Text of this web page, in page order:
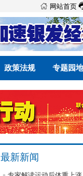
 网站首页
政策法规 专题园地
最新新闻